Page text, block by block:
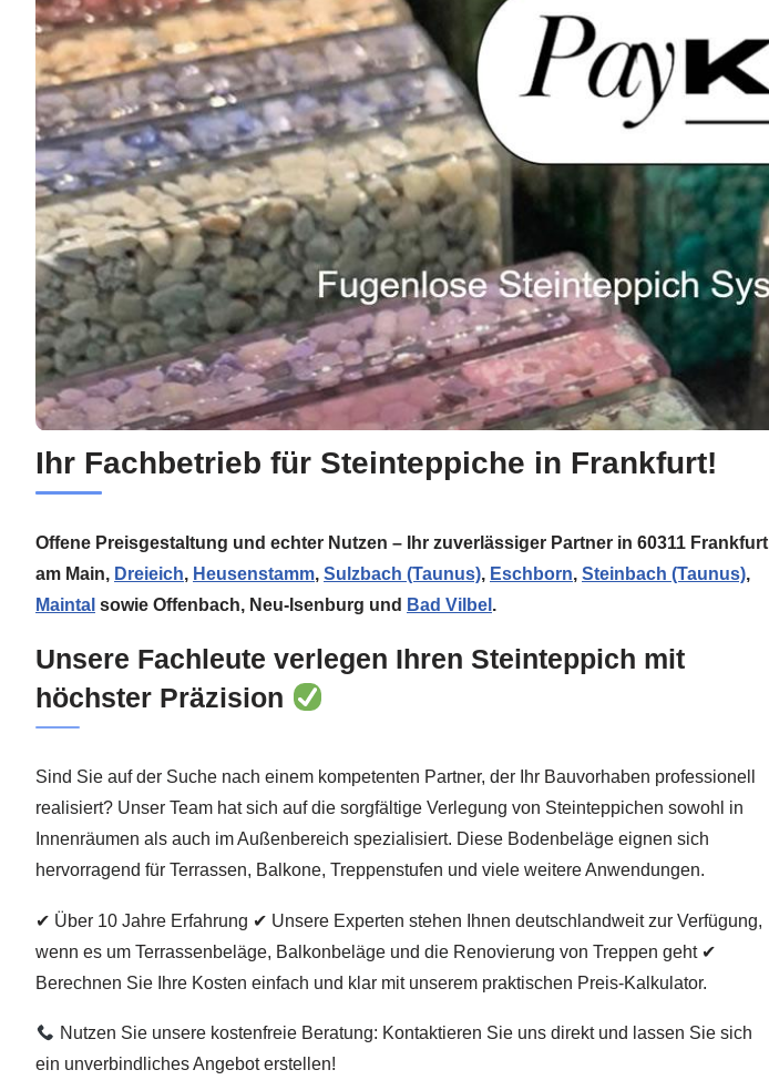
Ihr Fachbetrieb für Steinteppiche in Frankfurt!
Offene Preisgestaltung und echter Nutzen – Ihr zuverlässiger Partner in 60311 Frankfurt
am Main, Dreieich, Heusenstamm, Sulzbach (Taunus), Eschborn, Steinbach (Taunus),
Maintal sowie Offenbach, Neu-Isenburg und Bad Vilbel .
Unsere Fachleute verlegen Ihren Steinteppich mit
höchster Präzision
Sind Sie auf der Suche nach einem kompetenten Partner, der Ihr Bauvorhaben professionell
realisiert? Unser Team hat sich auf die sorgfältige Verlegung von Steinteppichen sowohl in
Innenräumen als auch im Außenbereich spezialisiert. Diese Bodenbeläge eignen sich
hervorragend für Terrassen, Balkone, Treppenstufen und viele weitere Anwendungen.
✔ Über 10 Jahre Erfahrung ✔ Unsere Experten stehen Ihnen deutschlandweit zur Verfügung,
wenn es um Terrassenbeläge, Balkonbeläge und die Renovierung von Treppen geht ✔
Berechnen Sie Ihre Kosten einfach und klar mit unserem praktischen Preis-Kalkulator.
Nutzen Sie unsere kostenfreie Beratung: Kontaktieren Sie uns direkt und lassen Sie sich
ein unverbindliches Angebot erstellen!